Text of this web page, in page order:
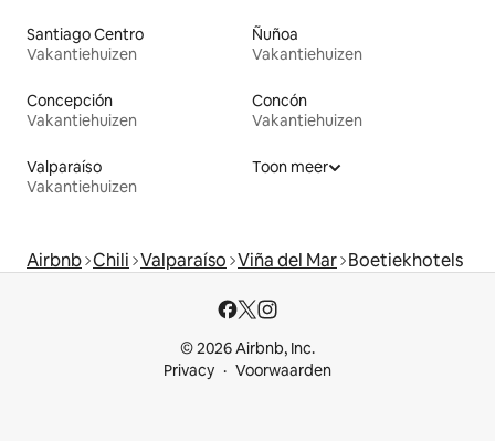
Santiago Centro
Vakantiehuizen
Ñuñoa
Vakantiehuizen
Concepción
Vakantiehuizen
Concón
Vakantiehuizen
Valparaíso
Vakantiehuizen
Toon meer
Airbnb Chili Valparaíso Viña del Mar Boetiekhotels
© 2026 Airbnb, Inc.
Privacy
Voorwaarden